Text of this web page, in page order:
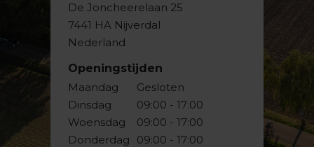
De Joncheerelaan 25
7441 HA Nijverdal
Nederland
Openingstijden
Maandag
Dinsdag
Woensdag
Donderdag
Gesloten
09:00 - 17:00
09:00 - 17:00
09:00 - 17:00